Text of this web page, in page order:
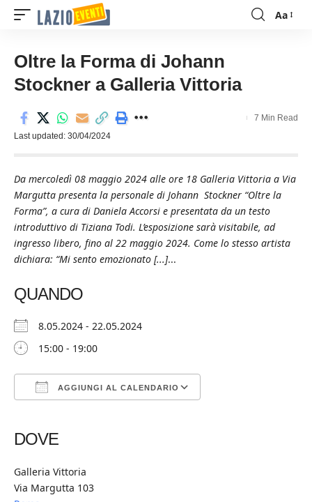
Font
Aa
Oltre la Forma di Johann
Stockner a Galleria Vittoria
Last updated: 30/04/2024
7 Min Read
Da mercoledì 08 maggio 2024 alle ore 18 Galleria Vittoria a Via
Margutta presenta la personale di Johann Stockner “Oltre la
Forma”, a cura di Daniela Accorsi e presentata da un testo
introduttivo di Tiziana Todi. L’esposizione sarà visitabile, ad
ingresso libero, fino al 22 maggio 2024. Come lo stesso artista
dichiara: “Mi sento emozionato [...]...
QUANDO
8.05.2024 - 22.05.2024
15:00 - 19:00
AGGIUNGI AL CALENDARIO
DOVE
Galleria Vittoria
Via Margutta 103